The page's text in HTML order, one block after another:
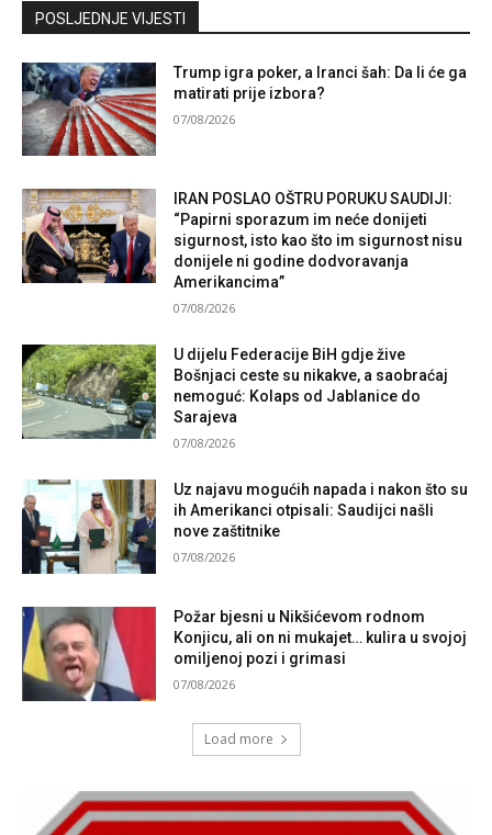
Kontaktirajte nas
POSLJEDNJE VIJESTI
Trump igra poker, a Iranci šah: Da li će ga
matirati prije izbora?
07/08/2026
IRAN POSLAO OŠTRU PORUKU SAUDIJI:
“Papirni sporazum im neće donijeti
sigurnost, isto kao što im sigurnost nisu
donijele ni godine dodvoravanja
Amerikancima”
07/08/2026
U dijelu Federacije BiH gdje žive
Bošnjaci ceste su nikakve, a saobraćaj
nemoguć: Kolaps od Jablanice do
Sarajeva
07/08/2026
Uz najavu mogućih napada i nakon što su
ih Amerikanci otpisali: Saudijci našli
nove zaštitnike
07/08/2026
Požar bjesni u Nikšićevom rodnom
Konjicu, ali on ni mukajet… kulira u svojoj
omiljenoj pozi i grimasi
07/08/2026
Load more